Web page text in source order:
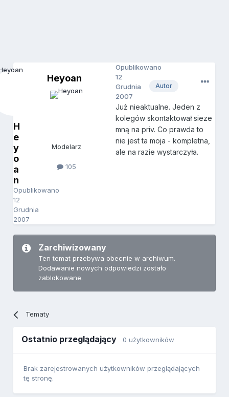
H
e
y
o
a
n
Opublikowano
12
Grudnia
2007
Heyoan
Modelarz
105
Autor
Opublikowano
12
Grudnia
2007
Już nieaktualne. Jeden z
kolegów skontaktował sieze
mną na priv. Co prawda to
nie jest ta moja - kompletna,
ale na razie wystarczyła.
Zarchiwizowany
Ten temat przebywa obecnie w archiwum.
Dodawanie nowych odpowiedzi zostało
zablokowane.
Tematy
Ostatnio przeglądający 0 użytkowników
Brak zarejestrowanych użytkowników przeglądających
tę stronę.